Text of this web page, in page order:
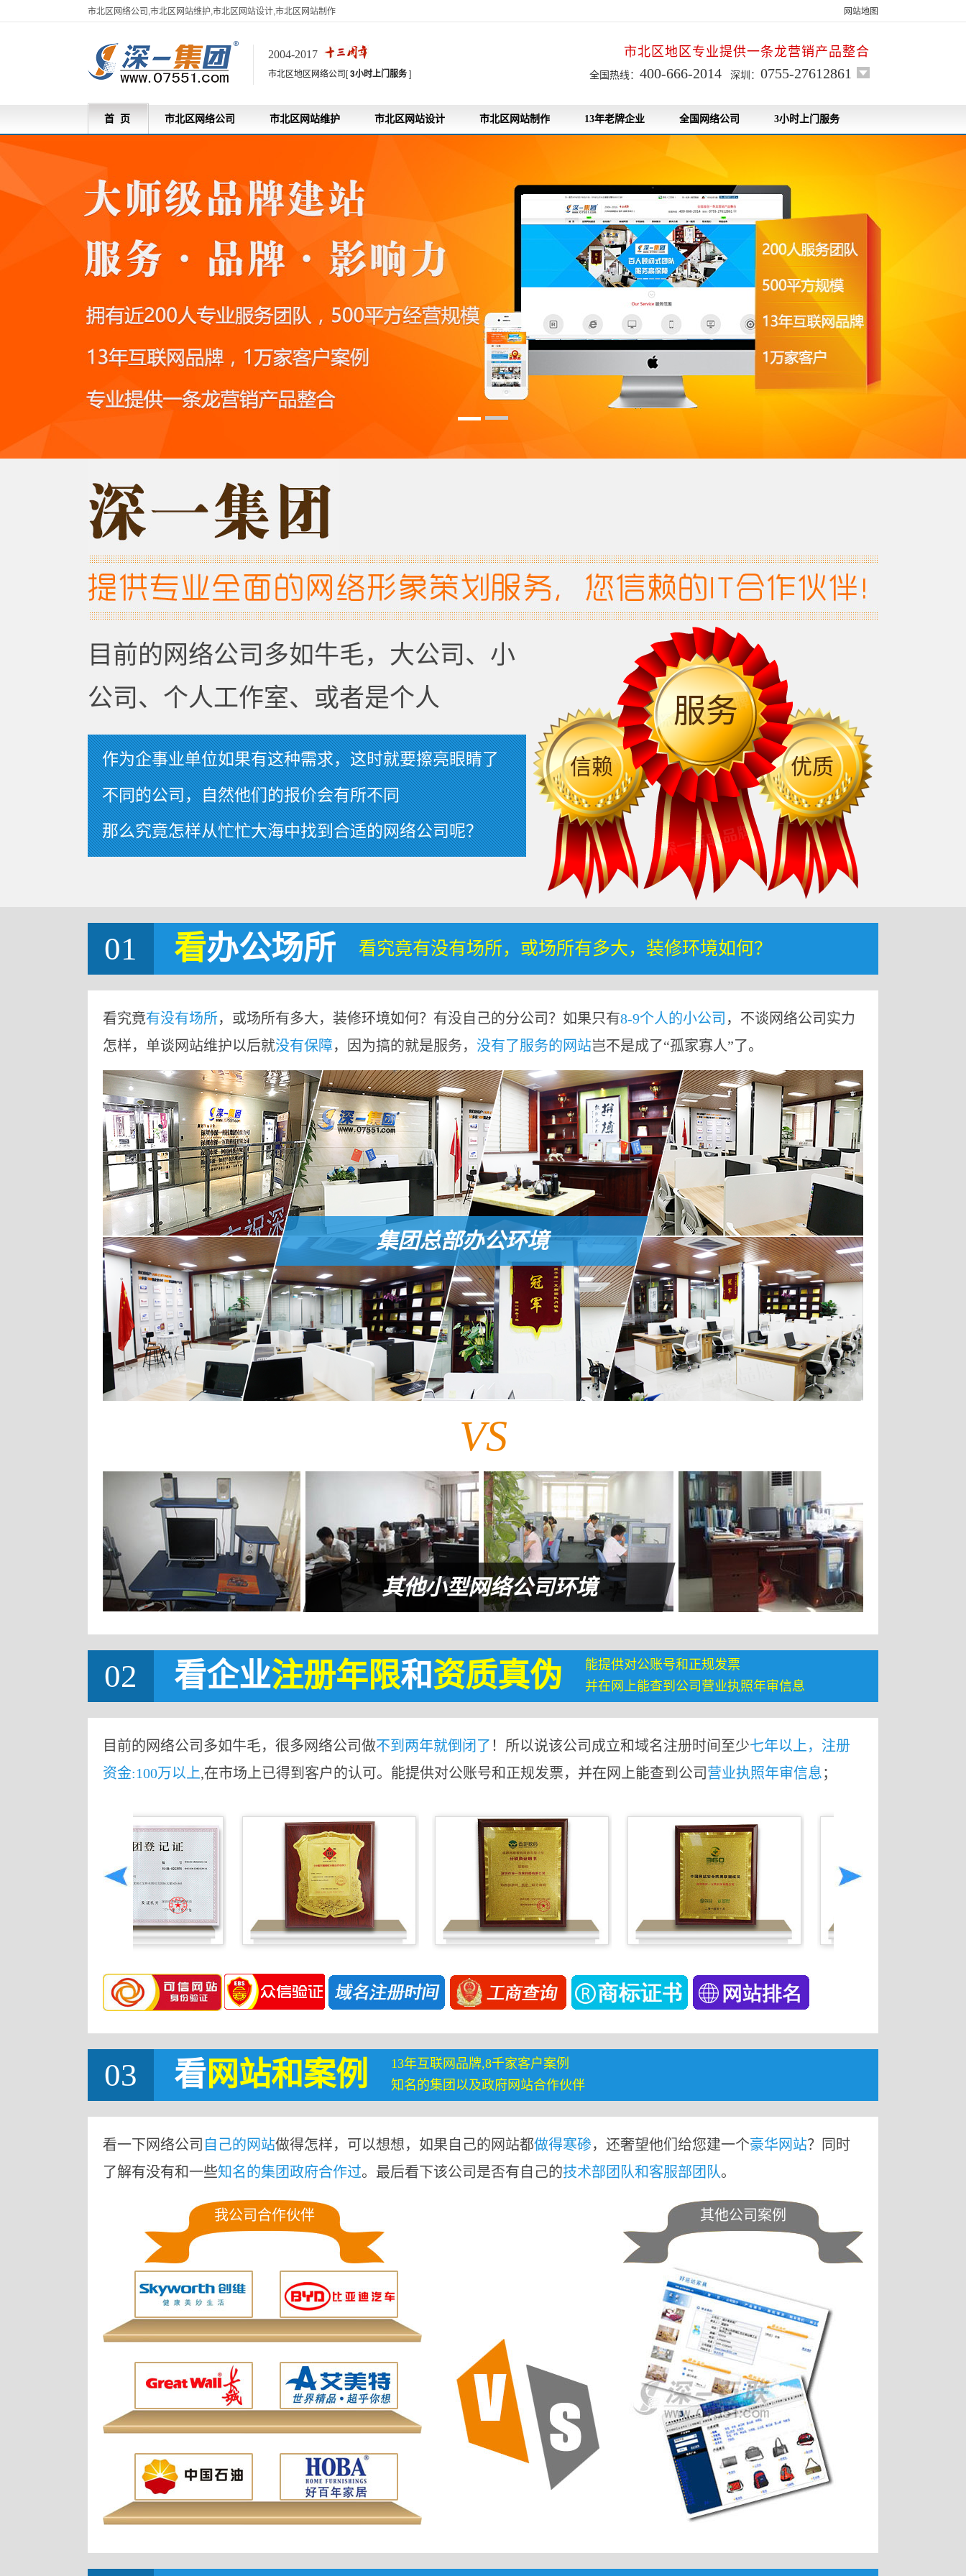
市北区网络公司,市北区网站维护,市北区网站设计,市北区网站制作 网站地图
2004-2017
市北区地区网络公司[3小时上门服务]
市北区地区专业提供一条龙营销产品整合
全国热线： 400-666-2014 深圳： 0755-27612861
首 页 市北区网络公司 市北区网站维护 市北区网站设计 市北区网站制作 13年老牌企业 全国网络公司 3小时上门服务
目前的网络公司多如牛毛，大公司、小
公司、个人工作室、或者是个人
作为企事业单位如果有这种需求，这时就要擦亮眼睛了
不同的公司，自然他们的报价会有所不同
那么究竟怎样从忙忙大海中找到合适的网络公司呢？
信赖
服务
优质
01 看办公场所 看究竟有没有场所，或场所有多大，装修环境如何？
看究竟有没有场所，或场所有多大，装修环境如何？有没自己的分公司？如果只有8-9个人的小公司 ，不谈网络公司实力
怎样，单谈网站维护以后就没有保障，因为搞的就是服务， 没有了服务的网站岂不是成了“孤家寡人”了。
集团总部办公环境
VS
其他小型网络公司环境
02 看企业注册年限和资质真伪
能提供对公账号和正规发票
并在网上能查到公司营业执照年审信息
目前的网络公司多如牛毛，很多网络公司做不到两年就倒闭了 ！所以说该公司成立和域名注册时间至少七年以上，注册
资金:100万以上,在市场上已得到客户的认可。能提供对公账号和正规发票，并在网上能查到公司 营业执照年审信息；
03 看网站和案例
13年互联网品牌,8千家客户案例
知名的集团以及政府网站合作伙伴
看一下网络公司 自己的网站做得怎样，可以想想，如果自己的网站都做得寒碜，还奢望他们给您建一个豪华网站？同时
了解有没有和一些知名的集团政府合作过。最后看下该公司是否有自己的技术部团队和客服部团队。
我公司合作伙伴 其他公司案例